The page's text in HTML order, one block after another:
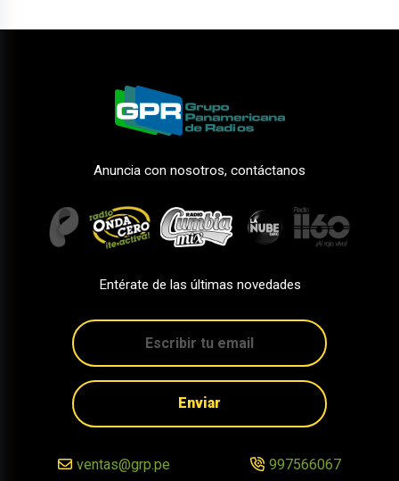
Anuncia con nosotros, contáctanos
Entérate de las últimas novedades
Enviar
ventas@grp.pe 997566067